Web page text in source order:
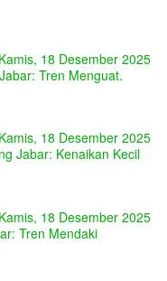
18 Desember 2025
Tren Menguat.
18 Desember 2025
Jabar: Kenaikan Kecil
18 Desember 2025
Tren Mendaki